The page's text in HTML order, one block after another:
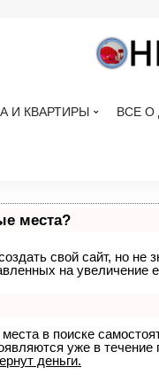
И КВАРТИРЫ ВСЕ О
места?
свой сайт, но не
на увеличение
в поиске
уже в
деньги.